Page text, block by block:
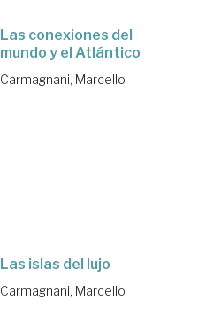
Las conexiones del
mundo y el Atlántico
Carmagnani, Marcello
Las islas del lujo
Carmagnani, Marcello